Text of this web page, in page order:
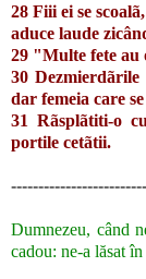
28 Fiii ei se
aduce laude
29 "Multe fete au
30 Dezmierdãrile
dar femeia care
31 Rãsplãtiti-o
portile cetãtii.
Dumnezeu, când
cadou: ne-a lăsat